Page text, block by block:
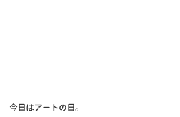
今日はアートの日。